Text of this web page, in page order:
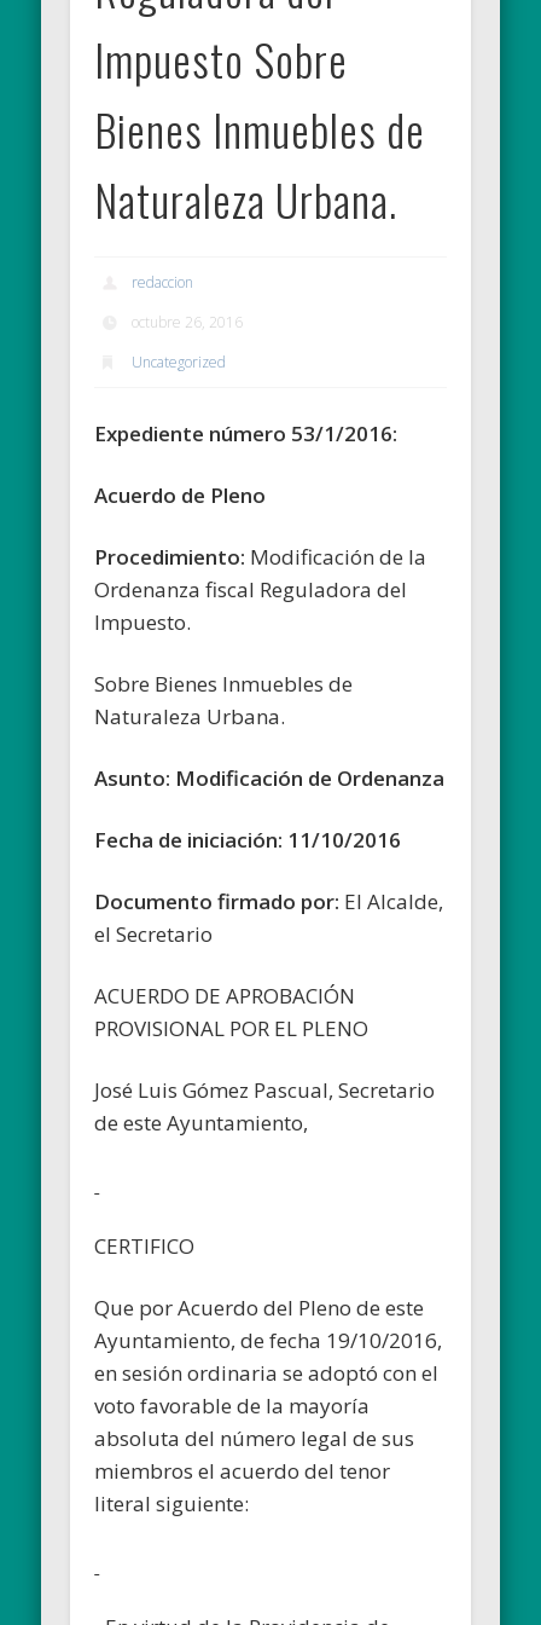
Impuesto Sobre
Bienes Inmuebles de
Naturaleza Urbana.
redaccion
octubre 26, 2016
Uncategorized
Expediente número 53/1/2016:
Acuerdo de Pleno
Procedimiento: Modificación de la
Ordenanza fiscal Reguladora del
Impuesto.
Sobre Bienes Inmuebles de
Naturaleza Urbana.
Asunto: Modificación de Ordenanza
Fecha de iniciación: 11/10/2016
Documento firmado por: El Alcalde,
el Secretario
ACUERDO DE APROBACIÓN
PROVISIONAL POR EL PLENO
José Luis Gómez Pascual, Secretario
de este Ayuntamiento,
CERTIFICO
Que por Acuerdo del Pleno de este
Ayuntamiento, de fecha 19/10/2016,
en sesión ordinaria se adoptó con el
voto favorable de la mayoría
absoluta del número legal de sus
miembros el acuerdo del tenor
literal siguiente: